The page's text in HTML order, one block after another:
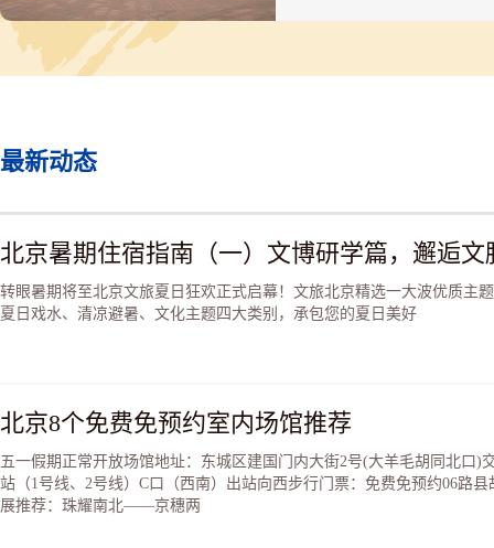
厅、临展厅，二层、三层
色彩以白色金属板为基调
的气质。
风格和谐统一，突破了传
枯燥的展陈模式，运用展
游戏等形式多样的表现形
段，营造不同类别的陈列
给观众以体验式的参观经
备形式上的亲和力、趣味
动性，做到雅俗共赏。
最新动态
北京暑期住宿指南（一）文博研学篇，邂逅文
转眼暑期将至北京文旅夏日狂欢正式启幕！文旅北京精选一大波优质主
夏日戏水、清凉避暑、文化主题四大类别，承包您的夏日美好
北京8个免费免预约室内场馆推荐
五一假期正常开放场馆地址：东城区建国门内大街2号(大羊毛胡同北口)
站（1号线、2号线）C口（西南）出站向西步行门票：免费免预约06路
展推荐：珠耀南北——京穗两